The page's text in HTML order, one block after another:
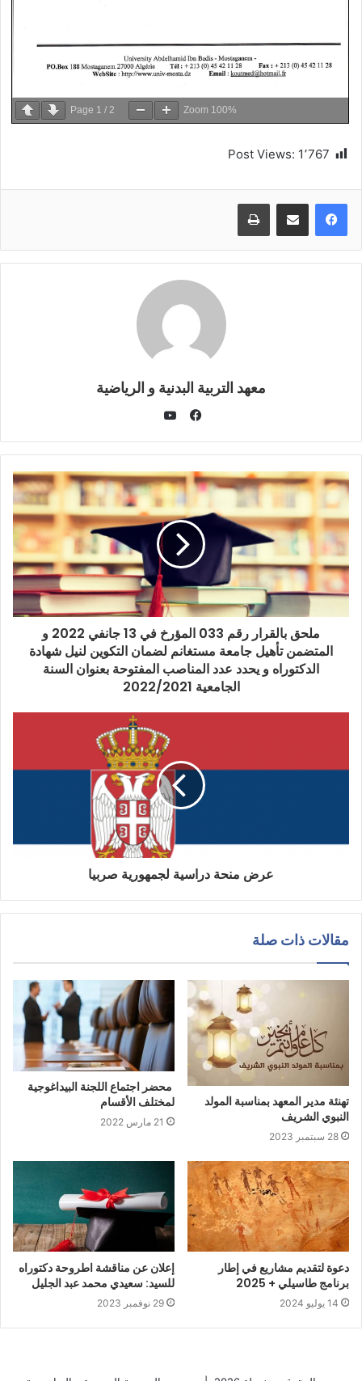
Page 1 / 2 Zoom 100%
Post Views: 1٬767
طباعة
معهد التربية البدنية و الرياضية
ملحق بالقرار رقم 033 المؤرخ في 13 جانفي 2022 و
المتضمن تأهيل جامعة مستغانم لضمان التكوين لنيل شهادة
الدكتوراه و يحدد عدد المناصب المفتوحة بعنوان السنة
الجامعية 2022/2021
عرض منحة دراسية لجمهورية صربيا
مقالات ذات صلة
تهنئة مدير المعهد بمناسبة المولد
النبوي الشريف
28 سبتمبر 2023
محضر اجتماع اللجنة البيداغوجية
لمختلف الأقسام
21 مارس 2022
دعوة لتقديم مشاريع في إطار
برنامج طاسيلي + 2025
14 يوليو 2024
إعلان عن مناقشة اطروحة دكتوراه
للسيد: سعيدي محمد عبد الجليل
29 نوفمبر 2023